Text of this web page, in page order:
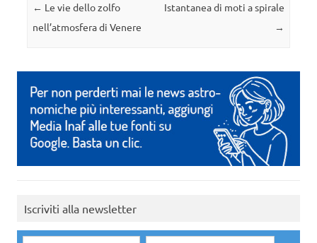
Navigazione articolo
← Le vie dello zolfo
nell’atmosfera di Venere
Istantanea di moti a spirale
→
Iscriviti alla newsletter